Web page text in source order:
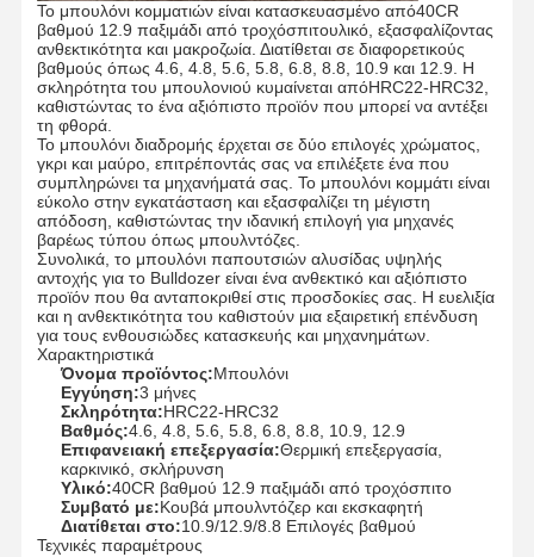
Το μπουλόνι κομματιών είναι κατασκευασμένο από40CR
βαθμού 12.9 παξιμάδι από τροχόσπιτουλικό, εξασφαλίζοντας
ανθεκτικότητα και μακροζωία. Διατίθεται σε διαφορετικούς
βαθμούς όπως 4.6, 4.8, 5.6, 5.8, 6.8, 8.8, 10.9 και 12.9. Η
σκληρότητα του μπουλονιού κυμαίνεται απόHRC22-HRC32
καθιστώντας το ένα αξιόπιστο προϊόν που μπορεί να αντέξει
τη φθορά.
Το μπουλόνι διαδρομής έρχεται σε δύο επιλογές χρώματος,
γκρι και μαύρο, επιτρέποντάς σας να επιλέξετε ένα που
συμπληρώνει τα μηχανήματά σας. Το μπουλόνι κομμάτι είναι
εύκολο στην εγκατάσταση και εξασφαλίζει τη μέγιστη
απόδοση, καθιστώντας την ιδανική επιλογή για μηχανές
βαρέως τύπου όπως μπουλντόζες.
Συνολικά, το μπουλόνι παπουτσιών αλυσίδας υψηλής
αντοχής για το Bulldozer είναι ένα ανθεκτικό και αξιόπιστο
προϊόν που θα ανταποκριθεί στις προσδοκίες σας. Η ευελιξία
και η ανθεκτικότητα του καθιστούν μια εξαιρετική επένδυση
για τους ενθουσιώδες κατασκευής και μηχανημάτων.
Χαρακτηριστικά
Όνομα προϊόντος:Μπουλόνι
Εγγύηση:3 μήνες
Σκληρότητα:HRC22-HRC32
Βαθμός:4.6, 4.8, 5.6, 5.8, 6.8, 8.8, 10.9, 12.9
Επιφανειακή επεξεργασία:Θερμική επεξεργασία,
καρκινικό, σκλήρυνση
Υλικό:40CR βαθμού 12.9 παξιμάδι από τροχόσπιτο
Συμβατό με:Κουβά μπουλντόζερ και εκσκαφητή
Διατίθεται στο:10.9/12.9/8.8 Επιλογές βαθμού
Τεχνικές παραμέτρους